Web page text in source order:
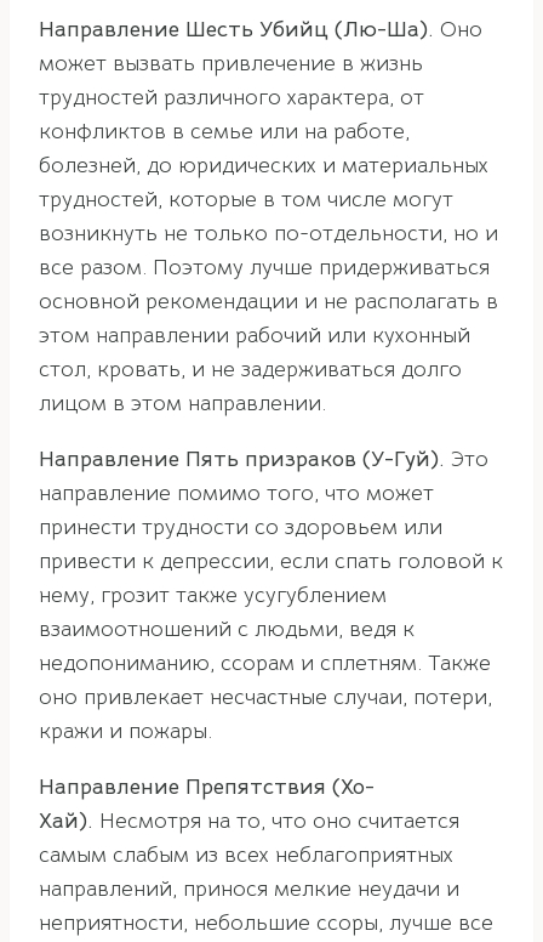
Направление Шесть Убийц (Лю-Ша). Оно
может вызвать привлечение в жизнь
трудностей различного характера, от
конфликтов в семье или на работе,
болезней, до юридических и материальных
трудностей, которые в том числе могут
возникнуть не только по-отдельности, но и
все разом. Поэтому лучше придерживаться
основной рекомендации и не располагать в
этом направлении рабочий или кухонный
стол, кровать, и не задерживаться долго
лицом в этом направлении.
Направление Пять призраков (У-Гуй). Это
направление помимо того, что может
принести трудности со здоровьем или
привести к депрессии, если спать головой к
нему, грозит также усугублением
взаимоотношений с людьми, ведя к
недопониманию, ссорам и сплетням. Также
оно привлекает несчастные случаи, потери,
кражи и пожары.
Направление Препятствия (Хо-
Хай). Несмотря на то, что оно считается
самым слабым из всех неблагоприятных
направлений, принося мелкие неудачи и
неприятности, небольшие ссоры, лучше все